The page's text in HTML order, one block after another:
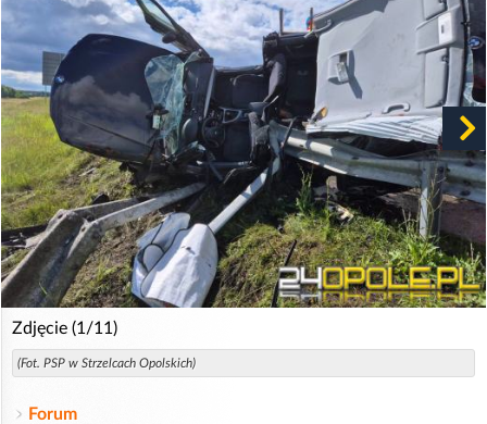
Zdjęcie (1/11)
(Fot. PSP w Strzelcach Opolskich)
Forum